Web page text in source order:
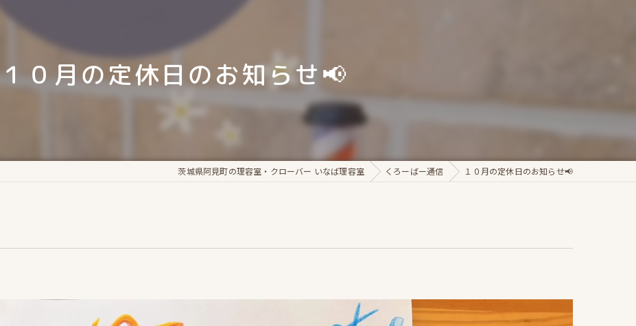
女性
フェイシャル
ヘッドスパ
１０月の定休日のお知らせ📢
茨城県阿見町の理容室・クローバー いなば理容室 くろーばー通信 １０月の定休日のお知らせ📢